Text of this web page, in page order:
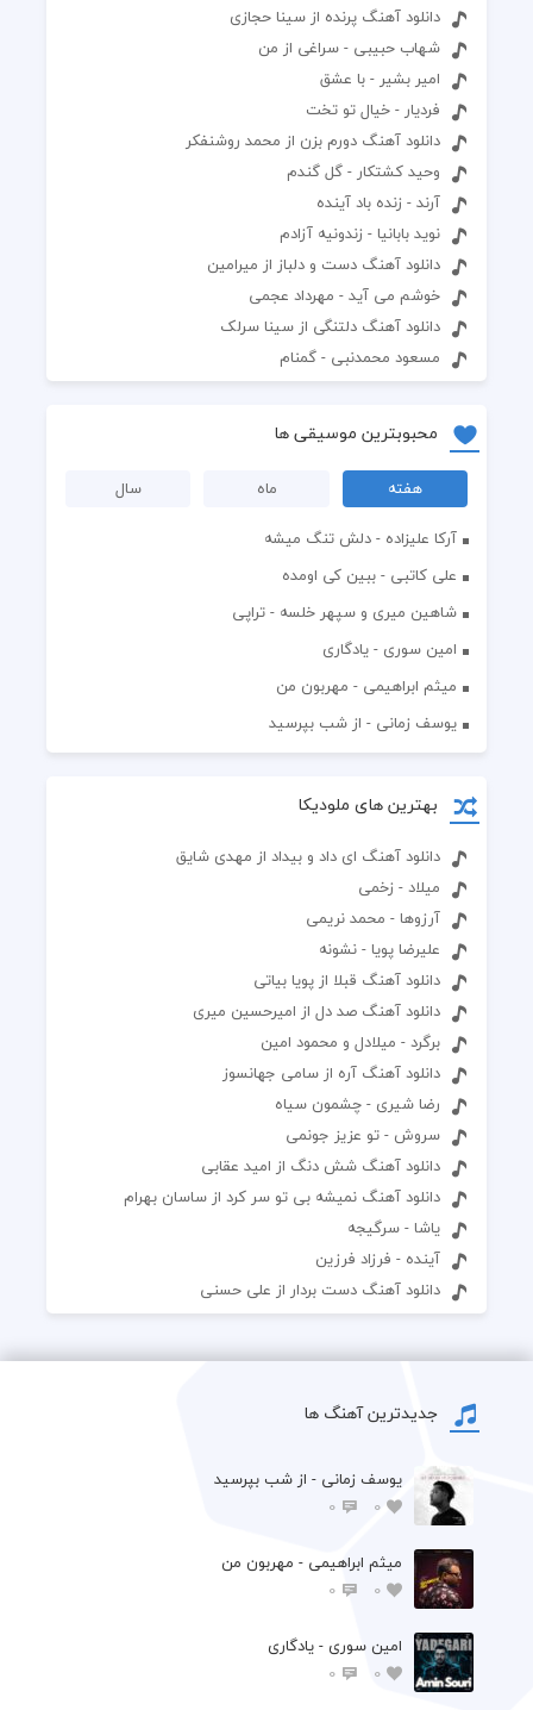
دانلود آهنگ پرنده از سینا حجازی
شهاب حبیبی - سراغی از من
امیر بشیر - با عشق
فردیار - خیال تو تخت
دانلود آهنگ دورم بزن از محمد روشنفکر
وحید کشتکار - گل گندم
آرند - زنده باد آینده
نوید بابانیا - زندونیه آزادم
دانلود آهنگ دست و دلباز از میرامین
خوشم می آید - مهرداد عجمی
دانلود آهنگ دلتنگی از سینا سرلک
مسعود محمدنبی - گمنام
محبوبترین موسیقی ها
هفته ماه
سال
آرکا علیزاده - دلش تنگ میشه
علی کاتبی - ببین کی اومده
شاهین میری و سپهر خلسه - تراپی
امین سوری - یادگاری
میثم ابراهیمی - مهربون من
یوسف زمانی - از شب بپرسید
بهترین های ملودیکا
دانلود آهنگ ای داد و بیداد از مهدی شایق
میلاد - زخمی
آرزوها - محمد نریمی
علیرضا پویا - نشونه
دانلود آهنگ قبلا از پویا بیاتی
دانلود آهنگ صد دل از امیرحسین میری
برگرد - میلادل و محمود امین
دانلود آهنگ آره از سامی جهانسوز
رضا شیری - چشمون سیاه
سروش - تو عزیز جونمی
دانلود آهنگ شش دنگ از امید عقابی
دانلود آهنگ نمیشه بی تو سر کرد از ساسان بهرام
یاشا - سرگیجه
آینده - فرزاد فرزین
دانلود آهنگ دست بردار از علی حسنی
جدیدترین آهنگ ها
یوسف زمانی - از شب بپرسید
0
0
میثم ابراهیمی - مهربون من
0
0
امین سوری - یادگاری
0
0